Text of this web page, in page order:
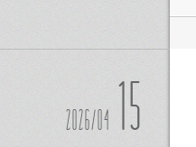
2026/04 15